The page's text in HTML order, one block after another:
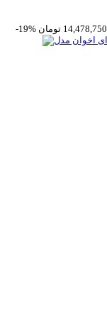
-19%
14,478,750 تومان